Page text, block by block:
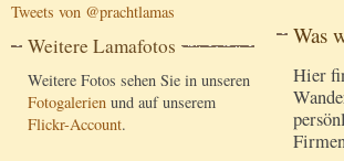
Tweets von @prachtlamas
Weitere Lamafotos
Weitere Fotos sehen Sie in unseren
Fotogalerien und auf unserem
Flickr-Account.
Was
Hier